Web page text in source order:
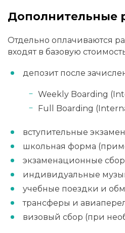
Дополнительные
Отдельно оплачиваются
входят в базовую
депозит после
Weekly Boarding
Full Boarding
вступительные
школьная форма
экзаменационные
индивидуальные
учебные поездки и
трансферы и
визовый сбор (при